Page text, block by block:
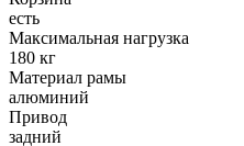
есть
Максимальная нагрузка
180 кг
Материал рамы
алюминий
Привод
задний